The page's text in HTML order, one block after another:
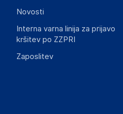
Novosti
Interna varna linija za prijavo
kršitev po ZZPRI
Zaposlitev